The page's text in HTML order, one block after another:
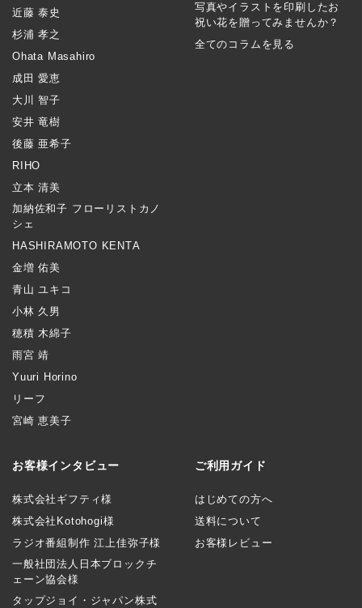
近藤 泰史
杉浦 孝之
Ohata Masahiro
成田 愛恵
大川 智子
安井 竜樹
後藤 亜希子
RIHO
立本 清美
加納佐和子 フローリストカノ
シェ
HASHIRAMOTO KENTA
金増 佑美
青山 ユキコ
小林 久男
穂積 木綿子
雨宮 靖
Yuuri Horino
リーフ
宮崎 恵美子
写真やイラストを印刷したお
祝い花を贈ってみませんか？
全てのコラムを見る
お客様インタビュー
株式会社ギフティ様
株式会社Kotohogi様
ラジオ番組制作 江上佳弥子様
一般社団法人日本ブロックチ
ェーン協会様
タップジョイ・ジャパン株式
ご利用ガイド
はじめての方へ
送料について
お客様レビュー